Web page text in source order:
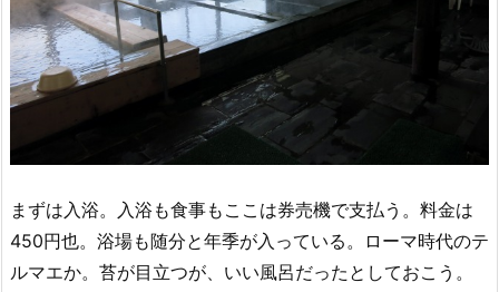
まずは入浴。入浴も食事もここは券売機で支払う。料金は
450円也。浴場も随分と年季が入っている。ローマ時代のテ
ルマエか。苔が目立つが、いい風呂だったとしておこう。